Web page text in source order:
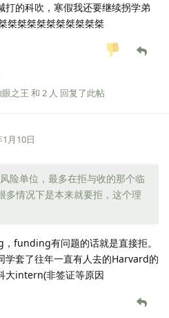
的科吹，寒假我还要继续拐学弟
桀桀桀桀桀桀桀桀桀桀
之王 和 2 人 回复了此帖
月10日
险单位，最多在拒与收的那个临
多情况下是本来就要拒，这个理
funding有问题的话就是直接拒。
学套了往年一直有人去的Harvard的
大intern(非签证等原因